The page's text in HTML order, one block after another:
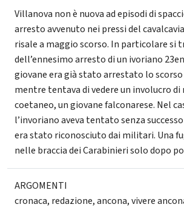
Villanova non è nuova ad episodi di
arresto avvenuto nei pressi del
risale a maggio scorso. In particolare si
dell’ennesimo arresto di un ivoriano
giovane era già stato arrestato lo
mentre tentava di vedere un involucro di
coetaneo, un giovane falconarese. Nel
l’invoriano aveva tentato senza
era stato riconosciuto dai militari. Una
nelle braccia dei Carabinieri solo dopo
ARGOMENTI
cronaca, redazione,ancona,vivere